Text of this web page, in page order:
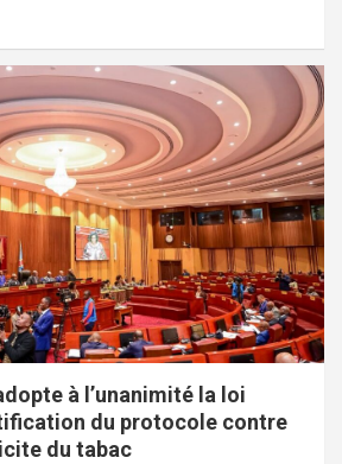
à l’unanimité la loi
du protocole contre
du tabac